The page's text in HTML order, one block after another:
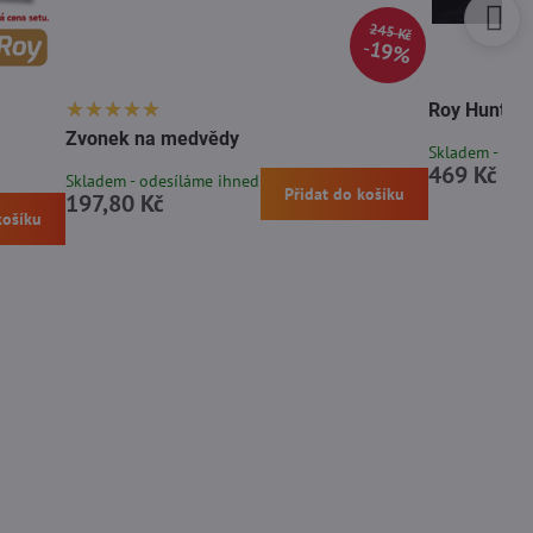
245 Kč
19%
Zvonek na medvědy
Skladem - odesíláme ihned
197,80 Kč Přidat do košíku
Roy Hunter
Skladem -
469 Kč